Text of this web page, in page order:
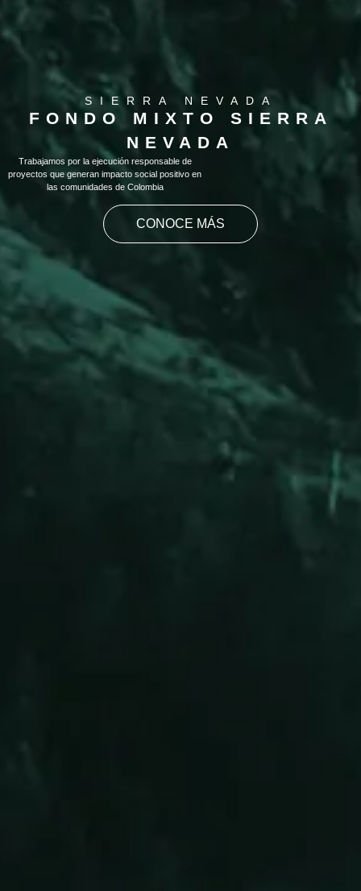
SIERRA NEVADA
FONDO MIXTO SIERRA
NEVADA
Trabajamos por la ejecución responsable de
proyectos que generan impacto social positivo en
las comunidades de Colombia
CONOCE MÁS